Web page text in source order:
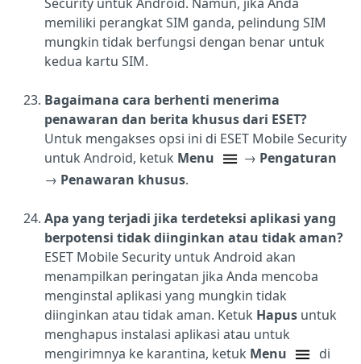
memiliki perangkat SIM ganda, pelindung SIM
mungkin tidak berfungsi dengan benar untuk
kedua kartu SIM.
Bagaimana cara berhenti menerima
penawaran dan berita khusus dari ESET?
Untuk mengakses opsi ini di ESET Mobile Security
untuk Android, ketuk Menu → Pengaturan
→ Penawaran khusus.
Apa yang terjadi jika terdeteksi aplikasi yang
berpotensi tidak diinginkan atau tidak aman?
ESET Mobile Security untuk Android akan
menampilkan peringatan jika Anda mencoba
menginstal aplikasi yang mungkin tidak
diinginkan atau tidak aman. Ketuk Hapus untuk
menghapus instalasi aplikasi atau untuk
mengirimnya ke karantina, ketuk Menu
di